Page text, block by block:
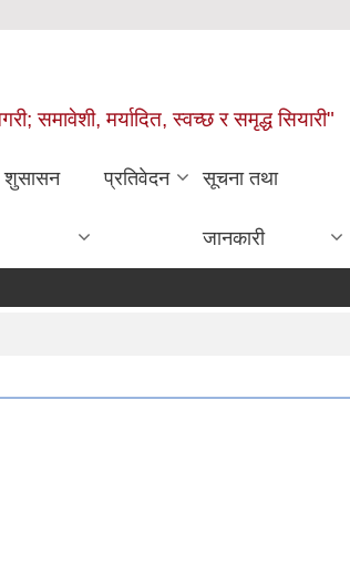
समावेशी, मर्यादित, स्वच्छ र समृद्ध सियारी"
शुसासन प्रतिवेदन सूचना तथा
जानकारी